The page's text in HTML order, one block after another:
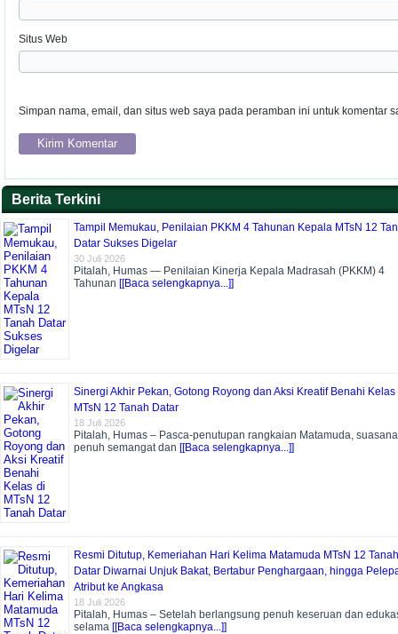
Situs Web
Simpan nama, email, dan situs web saya pada peramban ini untuk komentar
Berita Terkini
Tampil Memukau, Penilaian PKKM 4 Tahunan Kepala MTsN 12
Datar Sukses Digelar
30 Juli 2026
Pitalah, Humas — Penilaian Kinerja Kepala Madrasah (PKKM) 4
Tahunan [[Baca selengkapnya...]]
Sinergi Akhir Pekan, Gotong Royong dan Aksi Kreatif Benahi Kelas
MTsN 12 Tanah Datar
18 Juli 2026
Pitalah, Humas – Pasca-penutupan rangkaian Matamuda, suasana
penuh semangat dan [[Baca selengkapnya...]]
Resmi Ditutup, Kemeriahan Hari Kelima Matamuda MTsN 12 Tanah
Datar Diwarnai Unjuk Bakat, Bertabur Penghargaan, hingga
Atribut ke Angkasa
18 Juli 2026
Pitalah, Humas – Setelah berlangsung penuh keseruan dan
selama [[Baca selengkapnya...]]